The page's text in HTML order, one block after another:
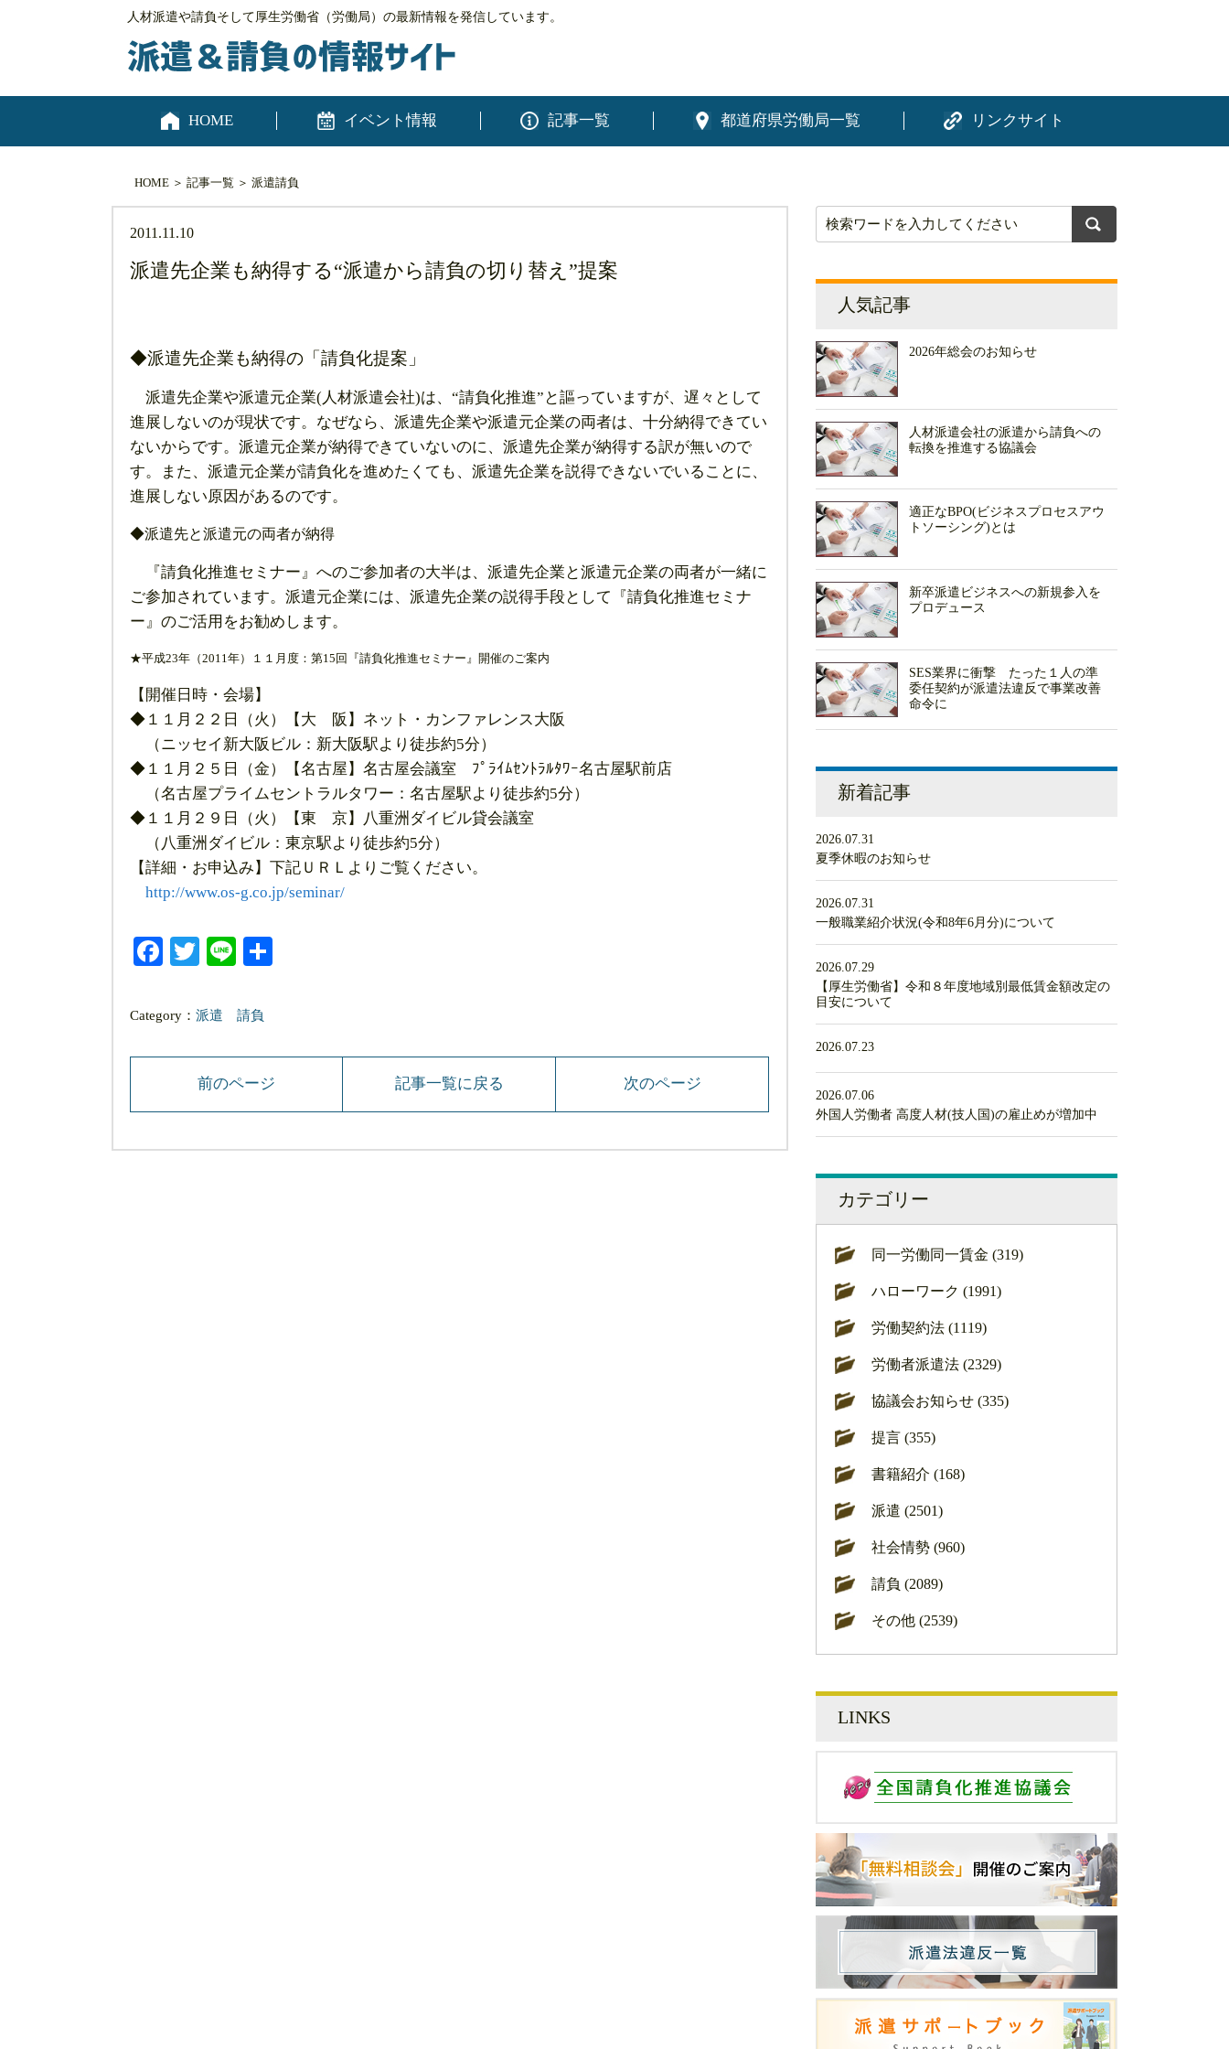
人材派遣や請負そして厚生労働省（労働局）の最新情報を発信しています。
HOME イベント情報 記事一覧 都道府県労働局一覧 リンクサイト
HOME ＞ 記事一覧 ＞ 派遣請負
2011.11.10
派遣先企業も納得する“派遣から請負の切り替え”提案
◆派遣先企業も納得の「請負化提案」
派遣先企業や派遣元企業(人材派遣会社)は、“請負化推進”と謳っていますが、遅々として
進展しないのが現状です。なぜなら、派遣先企業や派遣元企業の両者は、十分納得できてい
ないからです。派遣元企業が納得できていないのに、派遣先企業が納得する訳が無いので
す。また、派遣元企業が請負化を進めたくても、派遣先企業を説得できないでいることに、
進展しない原因があるのです。
◆派遣先と派遣元の両者が納得
『請負化推進セミナー』へのご参加者の大半は、派遣先企業と派遣元企業の両者が一緒に
ご参加されています。派遣元企業には、派遣先企業の説得手段として『請負化推進セミナ
ー』のご活用をお勧めします。
★平成23年（2011年）１１月度：第15回『請負化推進セミナー』開催のご案内
【開催日時・会場】
◆１１月２２日（火）【大 阪】ネット・カンファレンス大阪
（ニッセイ新大阪ビル：新大阪駅より徒歩約5分）
◆１１月２５日（金）【名古屋】名古屋会議室 ﾌﾟﾗｲﾑｾﾝﾄﾗﾙﾀﾜｰ名古屋駅前店
（名古屋プライムセントラルタワー：名古屋駅より徒歩約5分）
◆１１月２９日（火）【東 京】八重洲ダイビル貸会議室
（八重洲ダイビル：東京駅より徒歩約5分）
【詳細・お申込み】下記ＵＲＬよりご覧ください。
http://www.os-g.co.jp/seminar/
Facebook
Twitter
Line
Category： 派遣 請負
前のページ 記事一覧に戻る 次のページ
人気記事
2026年総会のお知らせ
人材派遣会社の派遣から請負への
転換を推進する協議会
適正なBPO(ビジネスプロセスアウ
トソーシング)とは
新卒派遣ビジネスへの新規参入を
プロデュース
SES業界に衝撃 たった１人の準
委任契約が派遣法違反で事業改善
命令に
新着記事
2026.07.31
夏季休暇のお知らせ
2026.07.31
一般職業紹介状況(令和8年6月分)について
2026.07.29
【厚生労働省】令和８年度地域別最低賃金額改定の
目安について
2026.07.23
2026.07.06
外国人労働者 高度人材(技人国)の雇止めが増加中
カテゴリー
同一労働同一賃金 (319)
ハローワーク (1991)
労働契約法 (1119)
労働者派遣法 (2329)
協議会お知らせ (335)
提言 (355)
書籍紹介 (168)
派遣 (2501)
社会情勢 (960)
請負 (2089)
その他 (2539)
LINKS